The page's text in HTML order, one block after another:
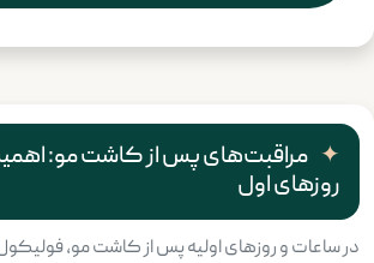
مراقبت‌های پس از کاشت مو:
روزهای اول
در ساعات و روزهای اولیه پس از کاشت مو،